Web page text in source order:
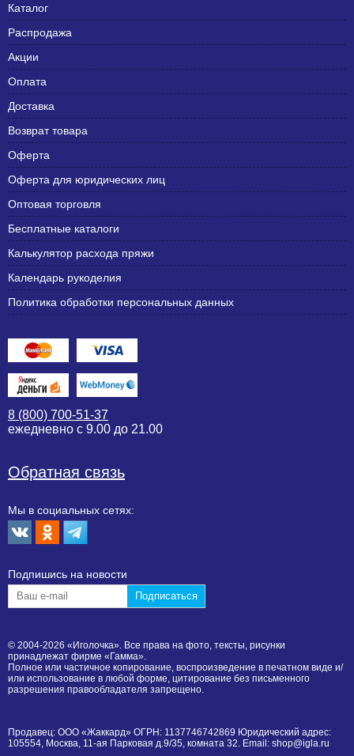
Каталог
Распродажа
Акции
Оплата
Доставка
Возврат товара
Оферта
Оферта для юридических лиц
Оптовая торговля
Бесплатные каталоги
Калькулятор расхода пряжи
Календарь рукоделия
Политика обработки персональных данных
8 (800) 700-51-37
ежедневно с 9.00 до 21.00
Обратная связь
Мы в социальных сетях:
Подпишиcь на новости
© 2004-2026 «Иголочка». Все права на фото, тексты, рисунки
принадлежат фирме «Гамма».
Полное или частичное копирование, воспроизведение в печатном виде и/
или использование в любой форме, цитирование без письменного
разрешения правообладателя запрещено.
Продавец: ООО «Жаккард» ОГРН: 1137746742869 Юридический адрес:
105554, Москва, 11-ая Парковая д.9/35, комната 32. Email: shop@igla.ru